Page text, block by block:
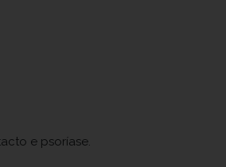
e psoríase.